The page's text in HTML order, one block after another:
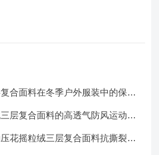
合面料在冬季户外服装中的保暖
层复合面料的高透气防风运动服
花摇粒绒三层复合面料抗撕裂与